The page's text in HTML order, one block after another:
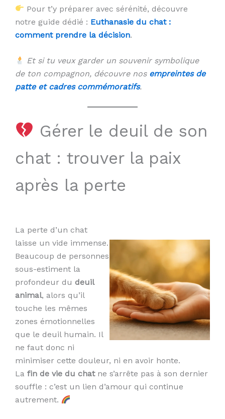
Pour t’y préparer avec sérénité, découvre
notre guide dédié : Euthanasie du chat :
comment prendre la décision.
Et si tu veux garder un souvenir symbolique
de ton compagnon, découvre nos empreintes de
patte et cadres commémoratifs.
Gérer le deuil de son
chat : trouver la paix
après la perte
La perte d’un chat
laisse un vide immense.
Beaucoup de personnes
sous-estiment la
profondeur du deuil
animal, alors qu’il
touche les mêmes
zones émotionnelles
que le deuil humain. Il
ne faut donc ni
minimiser cette douleur, ni en avoir honte.
La fin de vie du chatne s’arrête pas à son dernier
souffle : c’est un lien d’amour qui continue
autrement.